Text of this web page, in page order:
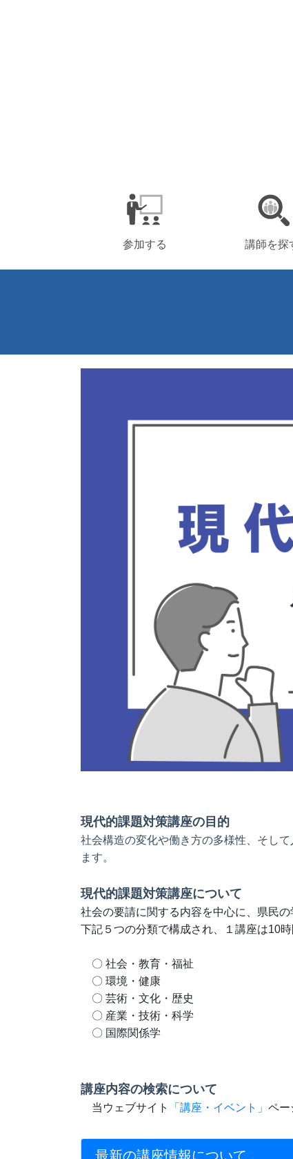
参加する 講師を探
現代的課題対策講座の目的
社会構造の変化や働き方の多様性、 そし
ます。
現代的課題対策講座について
社会の要請に関する内容を中心に、県民
下記５つの分類で構成され、１講座は10
〇 社会・教育・福祉
〇 環境・健康
〇 芸術・文化・歴史
〇 産業・技術・科学
〇 国際関係学
講座内容の検索について
当ウェブサイト 「講座・イベント」 ペー
最新の講座情報について